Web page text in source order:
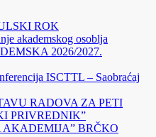
ROK
akademskog osoblja
2026/2027.
ISCTTL – Saobraćaj
RADOVA ZA PETI
PRIVREDNIK”
BRČKO